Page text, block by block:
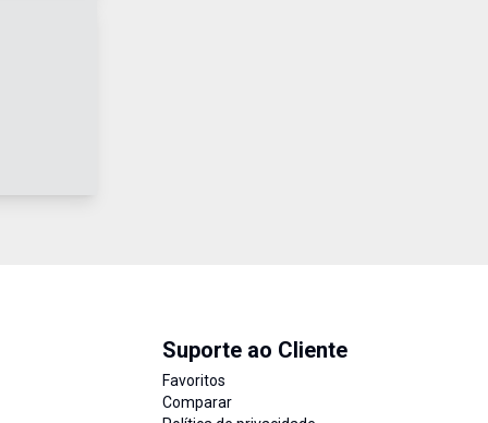
Suporte ao Cliente
Favoritos
Comparar